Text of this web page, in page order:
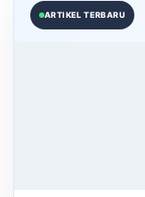
ARTIKEL TERBARU